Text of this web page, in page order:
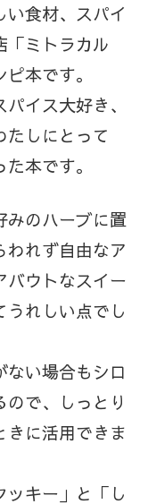
食材、スパイ
「ミトラカル
本です。
イス大好き、
たしにとって
本です。
みのハーブに置
われず自由なア
バウトなスイー
うれしい点でし
ない場合もシロ
で、しっとり
きに活用できま
ッキー」と「し